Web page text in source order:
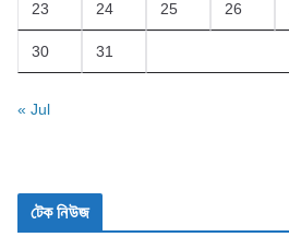
23 24 25 26
30 31
« Jul
টেক নিউজ